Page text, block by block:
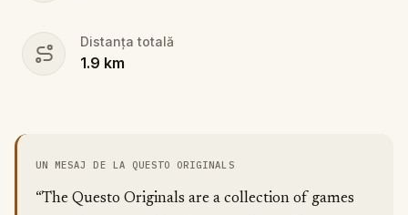
Distanța totală
1.9 km
UN MESAJ DE LA QUESTO ORIGINALS
“The Questo Originals are a collection of games